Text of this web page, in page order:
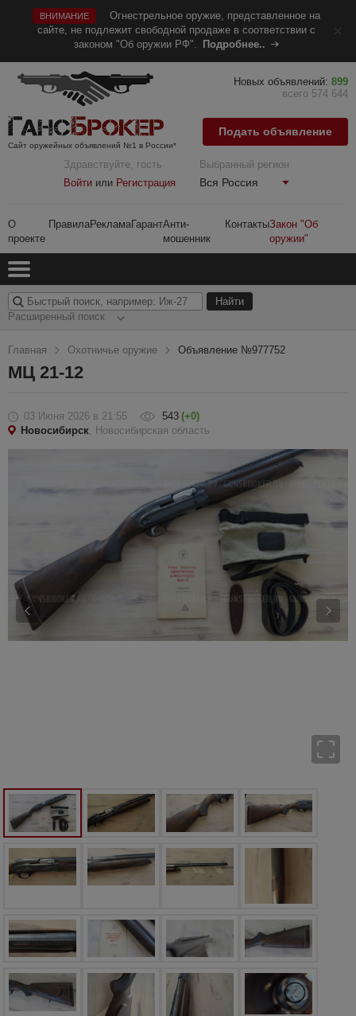
ВНИМАНИЕ
Огнестрельное оружие, представленное на
сайте, не подлежит свободной продаже в соответствии с
законом "Об оружии РФ".
Подробнее..
Сайт оружейных объявлений №1 в России*
Здравствуйте, гость
Войти или Регистрация
Выбранный регион
Вся Россия
О
проекте
ПравилаРекламаГарантАнти-
мошенник
КонтактыЗакон "Об
оружии"
Новых объявлений: 899
всего 574 644
Подать объявление
Расширенный поиск
Главная Охотничье оружие Объявление №977752
МЦ 21-12
03 Июня 2026 в 21:55 543 (+0)
Новосибирск, Новосибирская область